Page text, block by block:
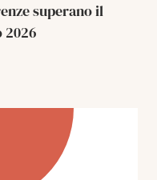
superano il
2026